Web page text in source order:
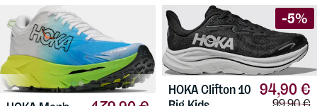
-5%
94,90 €
HOKAClifton 10